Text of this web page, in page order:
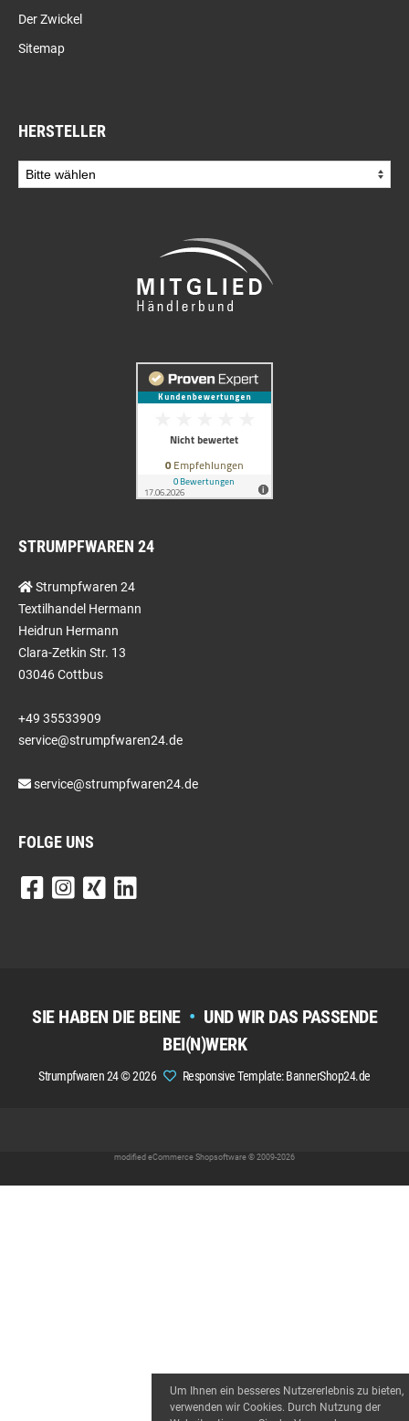
Der Zwickel
Sitemap
HERSTELLER
STRUMPFWAREN 24
Strumpfwaren 24
Textilhandel Hermann
Heidrun Hermann
Clara-Zetkin Str. 13
03046 Cottbus
+49 35533909
service@strumpfwaren24.de
service@strumpfwaren24.de
FOLGE UNS
SIE HABEN DIE BEINE • UND WIR DAS PASSENDE
BEI(N)WERK
Strumpfwaren 24 © 2026 Responsive Template: BannerShop24.de
modified eCommerce Shopsoftware © 2009-2026
Um Ihnen ein besseres Nutzererlebnis zu bieten,
verwenden wir Cookies. Durch Nutzung der